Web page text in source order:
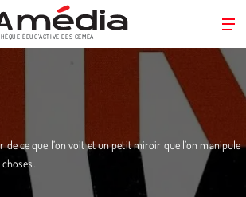
ÉDUC’ACTIVE DES CEMÉA
de ce que l’on voit et un petit miroir que l’on manipule